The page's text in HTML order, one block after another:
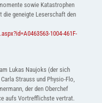
sowie Katastrophen
die geneigte Leserschaft den
1004-461F-
Lukas Naujoks (der sich
Strauss und Physio-Flo,
der den Oberchef
aufs Vortrefflichste vertrat.